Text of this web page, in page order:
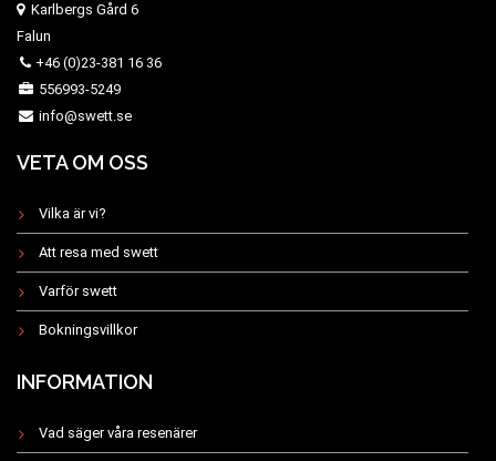
Karlbergs Gård 6
Falun
+46 (0)23-381 16 36
556993-5249
info@swett.se
VETA OM OSS
Vilka är vi?
Att resa med swett
Varför swett
Bokningsvillkor
INFORMATION
Vad säger våra resenärer